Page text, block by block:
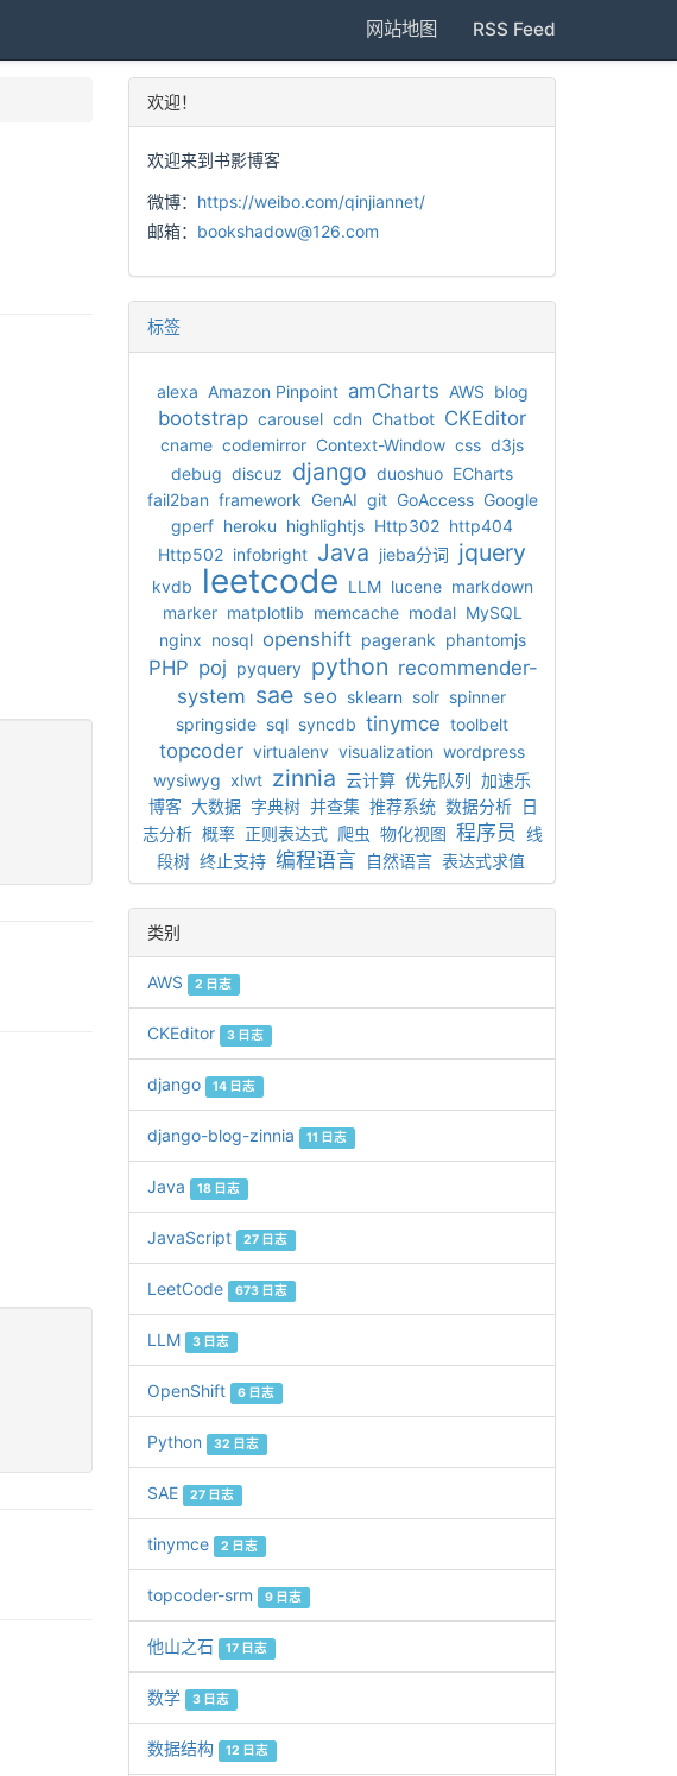
网站地图 RSS Feed
欢迎！
欢迎来到书影博客
微博： https://weibo.com/qinjiannet/
邮箱： bookshadow@126.com
标签
alexa Amazon Pinpoint amCharts AWS blog
bootstrap carousel cdn Chatbot CKEditor
cname codemirror Context-Window css d3js
debug discuz django duoshuo ECharts
fail2ban framework GenAI git GoAccess Google
gperf heroku highlightjs Http302 http404
Http502 infobright Java jieba分词 jquery
kvdb leetcode LLM lucene markdown
marker matplotlib memcache modal MySQL
nginx nosql openshift pagerank phantomjs
PHP poj pyquery python recommender-
system sae seo sklearn solr spinner
springside sql syncdb tinymce toolbelt
topcoder virtualenv visualization wordpress
wysiwyg xlwt zinnia 云计算 优先队列 加速乐
博客 大数据 字典树 并查集 推荐系统 数据分析 日
志分析 概率 正则表达式 爬虫 物化视图 程序员 线
段树 终止支持 编程语言 自然语言 表达式求值
类别
AWS 2 日志
CKEditor 3 日志
django 14 日志
django-blog-zinnia 11 日志
Java 18 日志
JavaScript 27 日志
LeetCode 673 日志
LLM 3 日志
OpenShift 6 日志
Python 32 日志
SAE 27 日志
tinymce 2 日志
topcoder-srm 9 日志
他山之石 17 日志
数学 3 日志
数据结构 12 日志